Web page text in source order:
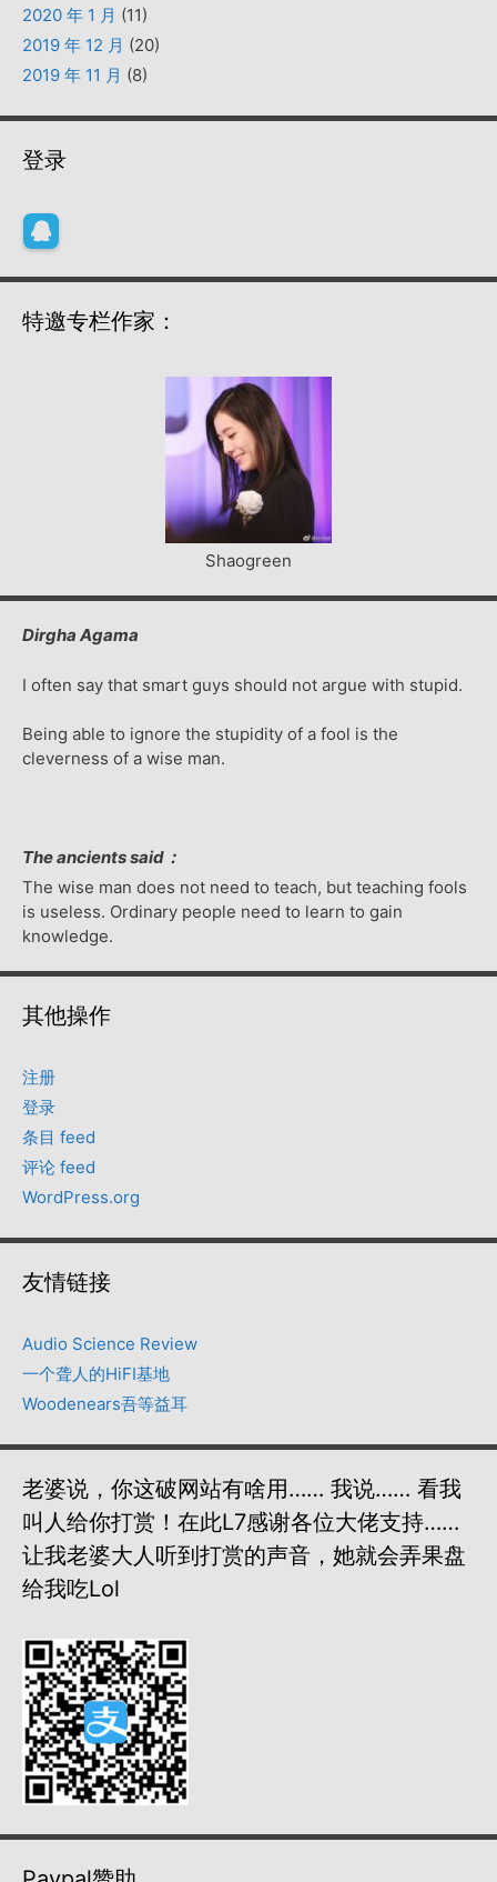
2020 年 1 月 (11)
2019 年 12 月 (20)
2019 年 11 月 (8)
登录
特邀专栏作家：
Shaogreen
Dirgha Agama
I often say that smart guys should not argue with stupid.
Being able to ignore the stupidity of a fool is the
cleverness of a wise man.
The ancients said：
The wise man does not need to teach, but teaching fools
is useless. Ordinary people need to learn to gain
knowledge.
其他操作
注册
登录
条目 feed
评论 feed
WordPress.org
友情链接
Audio Science Review
一个聋人的HiFI基地
Woodenears吾等益耳
老婆说，你这破网站有啥用…… 我说…… 看我
叫人给你打赏！在此L7感谢各位大佬支持……
让我老婆大人听到打赏的声音，她就会弄果盘
给我吃lol